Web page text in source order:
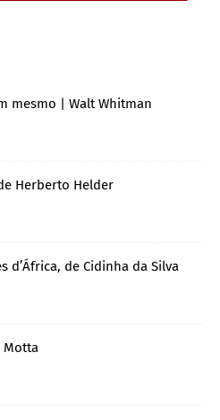
mesmo | Walt Whitman
Herberto Helder
d’África, de Cidinha da Silva
Motta